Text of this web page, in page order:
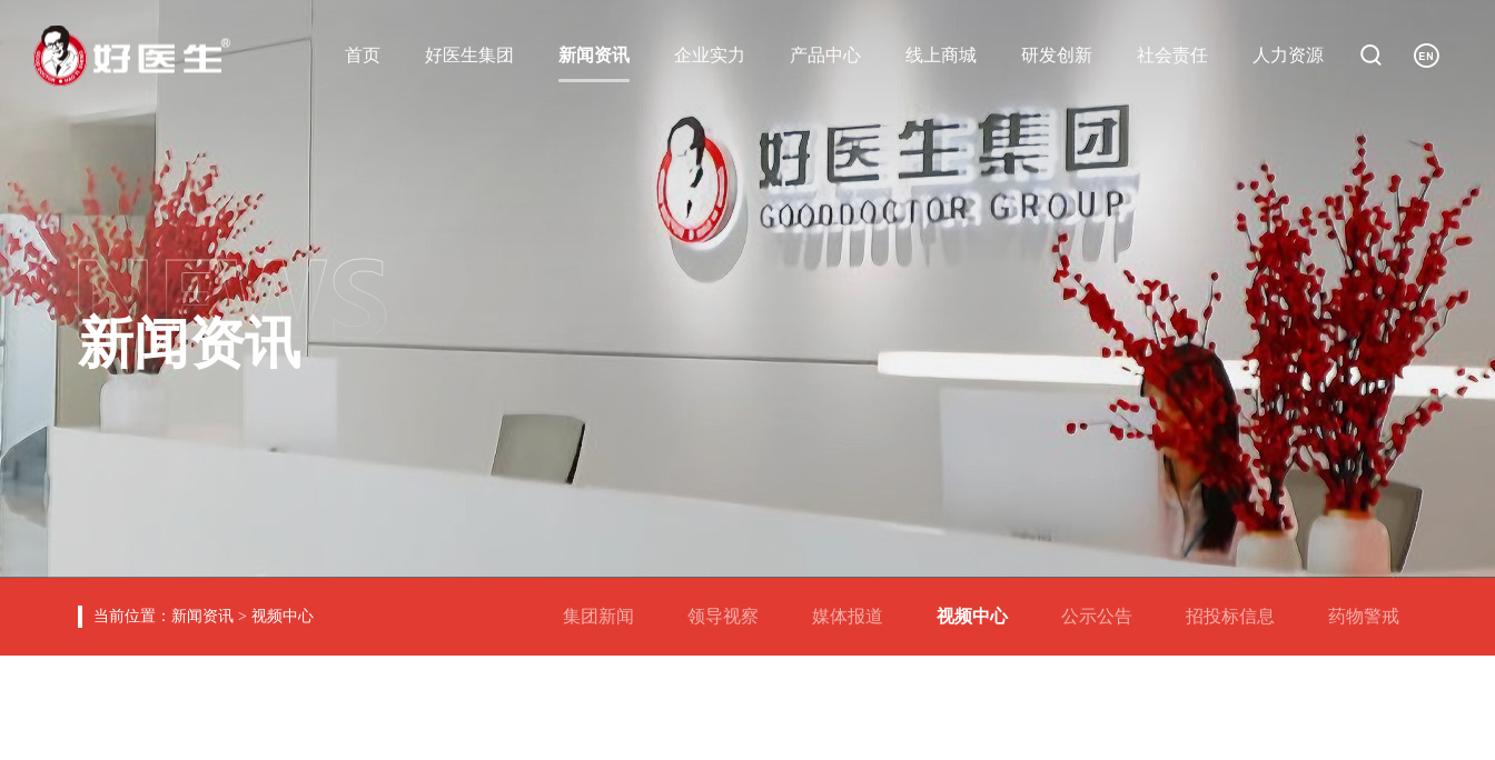
首页 好医生集团 新闻资讯 企业实力 产品中心 线上商城 研发创新 社会责任 人力资源  
新闻资讯
当前位置： 新闻资讯 > 视频中心 集团新闻 领导视察 媒体报道 视频中心 公示公告 招投标信息 药物警戒